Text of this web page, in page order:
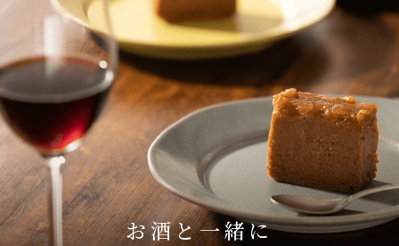
お酒と一緒に